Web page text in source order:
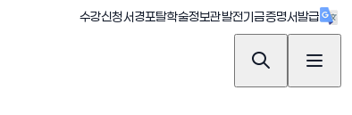
수강신청(새창 열림)
서경포탈(새창 열림)
학술정보관(새창 열림)
발전기금(새창 열림)
증명서발급(새창